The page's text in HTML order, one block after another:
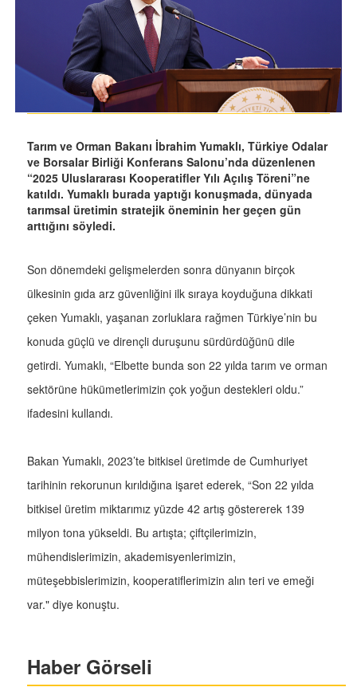
Tarım ve Orman Bakanı İbrahim Yumaklı, Türkiye Odalar
ve Borsalar Birliği Konferans Salonu’nda düzenlenen
“2025 Uluslararası Kooperatifler Yılı Açılış Töreni”ne
katıldı. Yumaklı burada yaptığı konuşmada, dünyada
tarımsal üretimin stratejik öneminin her geçen gün
arttığını söyledi.
Son dönemdeki gelişmelerden sonra dünyanın birçok
ülkesinin gıda arz güvenliğini ilk sıraya koyduğuna dikkati
çeken Yumaklı, yaşanan zorluklara rağmen Türkiye’nin bu
konuda güçlü ve dirençli duruşunu sürdürdüğünü dile
getirdi. Yumaklı, “Elbette bunda son 22 yılda tarım ve orman
sektörüne hükümetlerimizin çok yoğun destekleri oldu.”
ifadesini kullandı.
Bakan Yumaklı, 2023’te bitkisel üretimde de Cumhuriyet
tarihinin rekorunun kırıldığına işaret ederek, “Son 22 yılda
bitkisel üretim miktarımız yüzde 42 artış göstererek 139
milyon tona yükseldi. Bu artışta; çiftçilerimizin,
mühendislerimizin, akademisyenlerimizin,
müteşebbislerimizin, kooperatiflerimizin alın teri ve emeği
var." diye konuştu.
Haber Görseli